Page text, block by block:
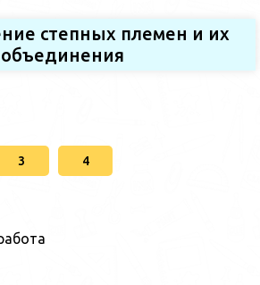
степных племен и их
объединения
3 4